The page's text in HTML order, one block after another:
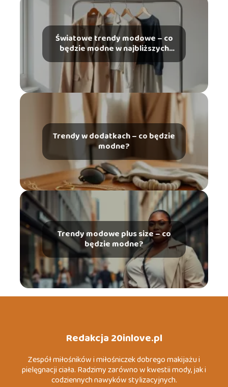
Światowe trendy modowe – co
będzie modne w najbliższych
latach?
Trendy w dodatkach – co będzie
modne?
Trendy modowe plus size – co
będzie modne?
Redakcja 20inlove.pl
Zespół miłośników i miłośniczek dobrego makijażu i
pielęgnacji ciała. Radzimy zarówno w kwestii mody, jak i
codziennych nawyków stylizacyjnych.